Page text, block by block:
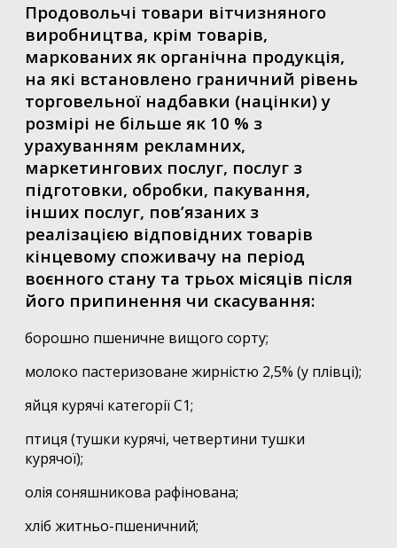
Продовольчі товари вітчизняного
виробництва, крім товарів,
маркованих як органічна продукція,
на які встановлено граничний рівень
торговельної надбавки (націнки) у
розмірі не більше як 10 % з
урахуванням рекламних,
маркетингових послуг, послуг з
підготовки, обробки, пакування,
інших послуг, пов’язаних з
реалізацією відповідних товарів
кінцевому споживачу на період
воєнного стану та трьох місяців після
його припинення чи скасування:
борошно пшеничне вищого сорту;
молоко пастеризоване жирністю 2,5% (у плівці);
яйця курячі категорії С1;
птиця (тушки курячі, четвертини тушки
курячої);
олія соняшникова рафінована;
хліб житньо-пшеничний;